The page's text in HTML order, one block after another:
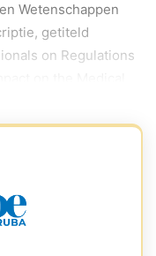
Wetenschappen
getiteld
on Regulations
tegenover een
Vink, LL.M., MA,